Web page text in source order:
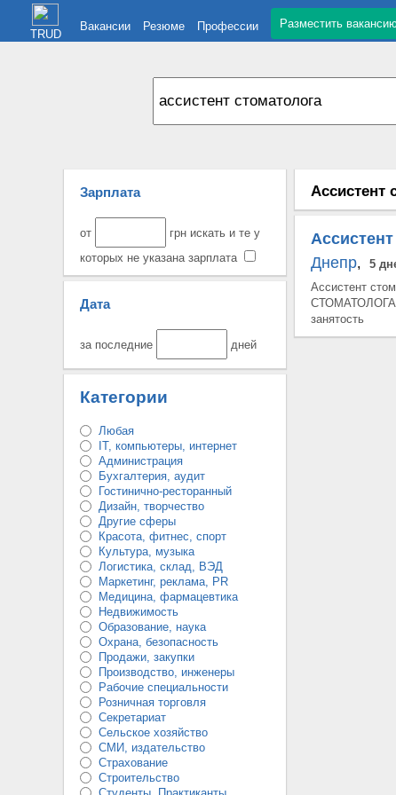
TRUD
Вакансии Резюме Профессии Разместить
Зарплата
от
грн искать и те у
которых не указана зарплата
Дата
за последние дней
Категории
Любая
IT, компьютеры, интернет
Администрация
Бухгалтерия, аудит
Гостинично-ресторанный
Дизайн, творчество
Другие сферы
Красота, фитнес, спорт
Культура, музыка
Логистика, склад, ВЭД
Маркетинг, реклама, PR
Медицина, фармацевтика
Недвижимость
Образование, наука
Охрана, безопасность
Продажи, закупки
Производство, инженеры
Рабочие специальности
Розничная торговля
Секретариат
Сельское хозяйство
СМИ, издательство
Страхование
Строительство
Ассистент
Днепр,
5
Ассистент
занятость